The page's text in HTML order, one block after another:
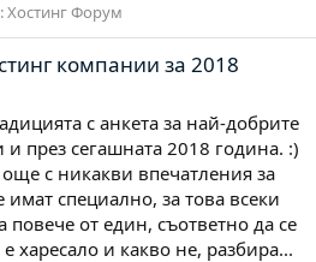
Хостинг Форум
компании за 2018
с анкета за най-добрите
през сегашната 2018 година. :)
с никакви впечатления за
имат специално, за това всеки
повече от един, съответно да се
харесало и какво не, разбира...